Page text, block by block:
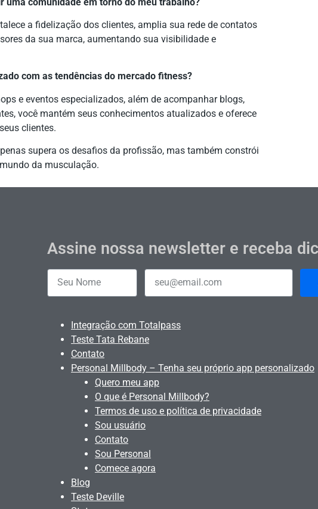
a fidelização dos clientes, amplia sua rede de contatos
da sua marca, aumentando sua visibilidade e
com as tendências do mercado fitness?
e eventos especializados, além de acompanhar blogs,
você mantém seus conhecimentos atualizados e oferece
clientes.
supera os desafios da profissão, mas também constrói
da musculação.
Assine nossa newsletter e receba
Integração com Totalpass
Teste Tata Rebane
Contato
Personal Millbody – Tenha seu próprio app personalizado
Quero meu app
O que é Personal Millbody?
Termos de uso e política de privacidade
Sou usuário
Contato
Sou Personal
Comece agora
Blog
Teste Deville